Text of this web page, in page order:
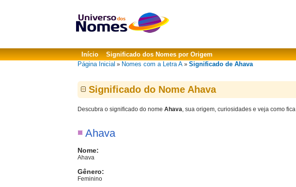
Início
Significado dos Nomes por Origem
Página Inicial » Nomes com a Letra A » Significado de Ahava
Significado do Nome Ahava
Descubra o significado do nome Ahava, sua origem, curiosidades e veja como fica
Ahava
Nome:
Ahava
Gênero:
Feminino